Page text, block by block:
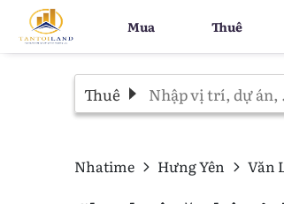
Mua Thuê
Thuê
Nhatime Hưng Yên Văn